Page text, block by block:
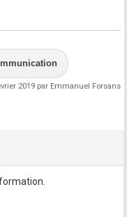
2019 par Emmanuel Forsans